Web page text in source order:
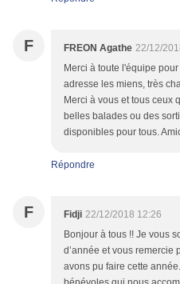
F FREON Agathe 22/12/
Merci à toute l'équipe
adresse les miens, très
Merci à vous et tous ceux
belles balades ou des
disponibles pour tous.
Répondre
F Fidji 22/12/2018 12:26
Bonjour à tous !! Je vous
d’année et vous
avons pu faire cette